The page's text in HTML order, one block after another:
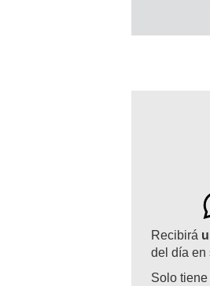
Recibirá
del día en
Solo